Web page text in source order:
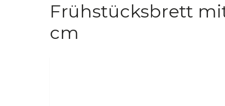
Frühstücksbrett
cm